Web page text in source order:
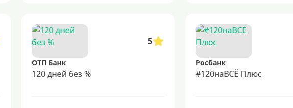
5
ОТП Банк
120 дней без %
Росбанк
#120наВСЁ Плюс